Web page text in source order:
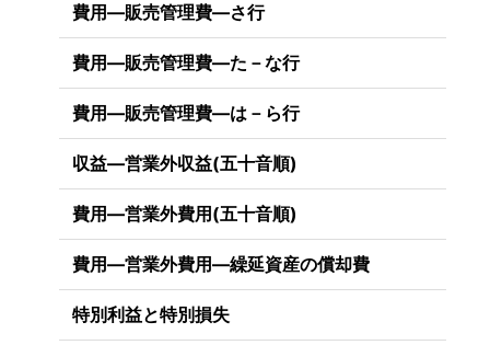
費用―販売管理費―さ行
費用―販売管理費―た－な行
費用―販売管理費―は－ら行
収益―営業外収益(五十音順)
費用―営業外費用(五十音順)
費用―営業外費用―繰延資産の償却費
特別利益と特別損失